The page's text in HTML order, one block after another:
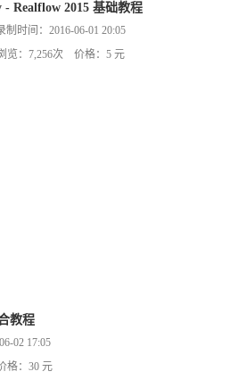
- Realflow 2015 基础教程
制时间：2016-06-01 20:05
览：7,256次 价格：5 元
教程
02 17:05
格：30 元